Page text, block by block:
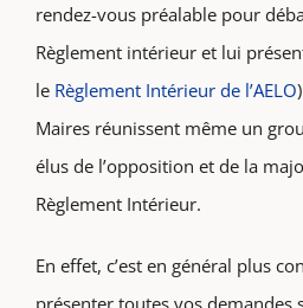
rendez-vous préalable pour
Règlement intérieur et lui
le Règlement Intérieur de l’AELO
Maires réunissent même un
élus de l’opposition et de la
Règlement Intérieur.
En effet, c’est en général plus
présenter toutes vos demandes